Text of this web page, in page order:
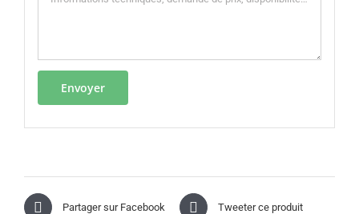
Partager sur Facebook Tweeter ce produit